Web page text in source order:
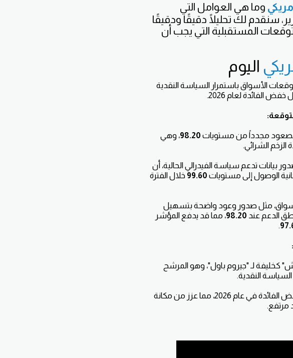
وما هي العوامل التي
سنقدم لك تحليلًا دقيقًا ودقيقًا
المستقبلية التي يجب أن
اليوم
الأسواق باستمرار السياسة النقدية
الفائدة لعام 2026.
مجدداً من مستويات 98.20، وهي
الزخم الشرائي.
بيانات تدعم سياسة الفيدرالي الحالية، أن
الوصول إلى مستويات 99.60 خلال الفترة
مثل صدور وعود واضحة بتسهيل
الدعم عند 98.20، مما قد يدفع المؤشر
.
كخليفة لـ "جيروم باول"، وهو المرشح
النقدية.
بدأت الأسواق فعلياً بتسعير احتمالية "صفر" لخفض الفائدة في عام 2026، مما عزز من مكانة
مرتفع.